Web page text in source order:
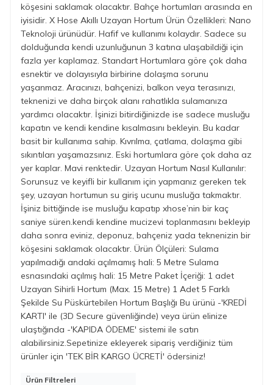
köşesini saklamak olacaktır. Bahçe hortumları arasında en
iyisidir. X Hose Akıllı Uzayan Hortum Ürün Özellikleri: Nano
Teknoloji ürünüdür. Hafif ve kullanımı kolaydır. Sadece su
dolduğunda kendi uzunluğunun 3 katına ulaşabildiği için
fazla yer kaplamaz. Standart Hortumlara göre çok daha
esnektir ve dolayısıyla birbirine dolaşma sorunu
yaşanmaz. Aracınızı, bahçenizi, balkon veya terasınızı,
teknenizi ve daha birçok alanı rahatlıkla sulamanıza
yardımcı olacaktır. İşinizi bitirdiğinizde ise sadece musluğu
kapatın ve kendi kendine kısalmasını bekleyin. Bu kadar
basit bir kullanıma sahip. Kıvrılma, çatlama, dolaşma gibi
sıkıntıları yaşamazsınız. Eski hortumlara göre çok daha az
yer kaplar. Mavi renktedir. Uzayan Hortum Nasıl Kullanılır:
Sorunsuz ve keyifli bir kullanım için yapmanız gereken tek
şey, uzayan hortumun su giriş ucunu musluğa takmaktır.
İşiniz bittiğinde ise musluğu kapatıp xhose’nin bir kaç
saniye süren.kendi kendine mucizevi toplanmasını bekleyip
daha sonra eviniz, deponuz, bahçeniz yada teknenizin bir
köşesini saklamak olacaktır. Ürün Ölçüleri: Sulama
yapılmadığı andaki açılmamış hali: 5 Metre Sulama
esnasındaki açılmış hali: 15 Metre Paket İçeriği: 1 adet
Uzayan Sihirli Hortum (Max. 15 Metre) 1 Adet 5 Farklı
Şekilde Su Püskürtebilen Hortum Başlığı Bu ürünü -'KREDİ
KARTI' ile (3D Secure güvenliğinde) veya ürün elinize
ulaştığında -'KAPIDA ÖDEME' sistemi ile satın
alabilirsiniz.Sepetinize ekleyerek sipariş verdiğiniz tüm
ürünler için 'TEK BİR KARGO ÜCRETİ' ödersiniz!
Ürün Filtreleri